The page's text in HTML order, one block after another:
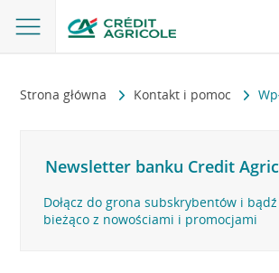
Strona główna Kontakt i pomoc
Newsletter banku Credit
Dołącz do grona subskrybentów i
bieżąco z nowościami i promocjami